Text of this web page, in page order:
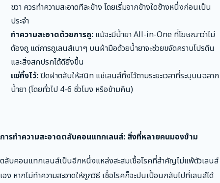
ขวา ควรทำความสะอาดทีละข้าง โดยเริ่มจากข้างใดข้างหนึ่งก่อนเป็น
ประจำ
ทำความสะอาดด้วยการถู: แม้จะมีน้ำยา All-in-One ที่โฆษณาว่าไม่
ต้องถู แต่การถูเลนส์เบาๆ บนฝ่ามือด้วยน้ำยาจะช่วยขจัดคราบโปรตีน
และสิ่งสกปรกได้ดียิ่งขึ้น
แช่ทิ้งไว้:ปิดฝาตลับให้สนิท แช่เลนส์ทิ้งไว้ตามระยะเวลาที่ระบุบนฉลาก
น้ำยา (โดยทั่วไป 4-6 ชั่วโมง หรือข้ามคืน)
การทำความสะอาดตลับคอนแทกเลนส์: สิ่งที่หลายคนมองข้าม
ตลับคอนแทกเลนส์เป็นอีกหนึ่งแหล่งสะสมเชื้อโรคที่สำคัญไม่แพ้ตัวเลนส์
เอง หากไม่ทำความสะอาดให้ถูกวิธี เชื้อโรคก็จะปนเปื้อนกลับไปที่เลนส์ได้